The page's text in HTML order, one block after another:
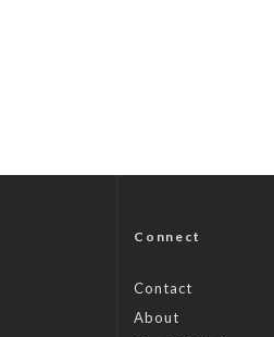
Connect
Contact
About